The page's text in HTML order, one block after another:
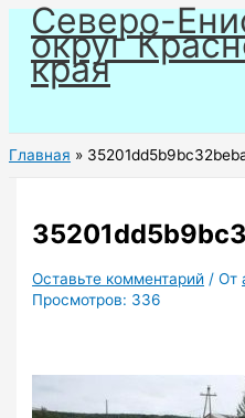
Перейти
содержимому
Северо-
округ
края
Главная
Оставьте комментарий / От
Просмотров: 336